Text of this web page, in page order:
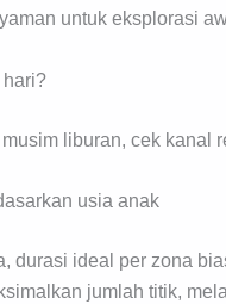
untuk eksplorasi
hari?
liburan, cek kanal
usia anak
durasi ideal per zona
jumlah titik,